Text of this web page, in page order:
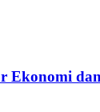
Ekonomi